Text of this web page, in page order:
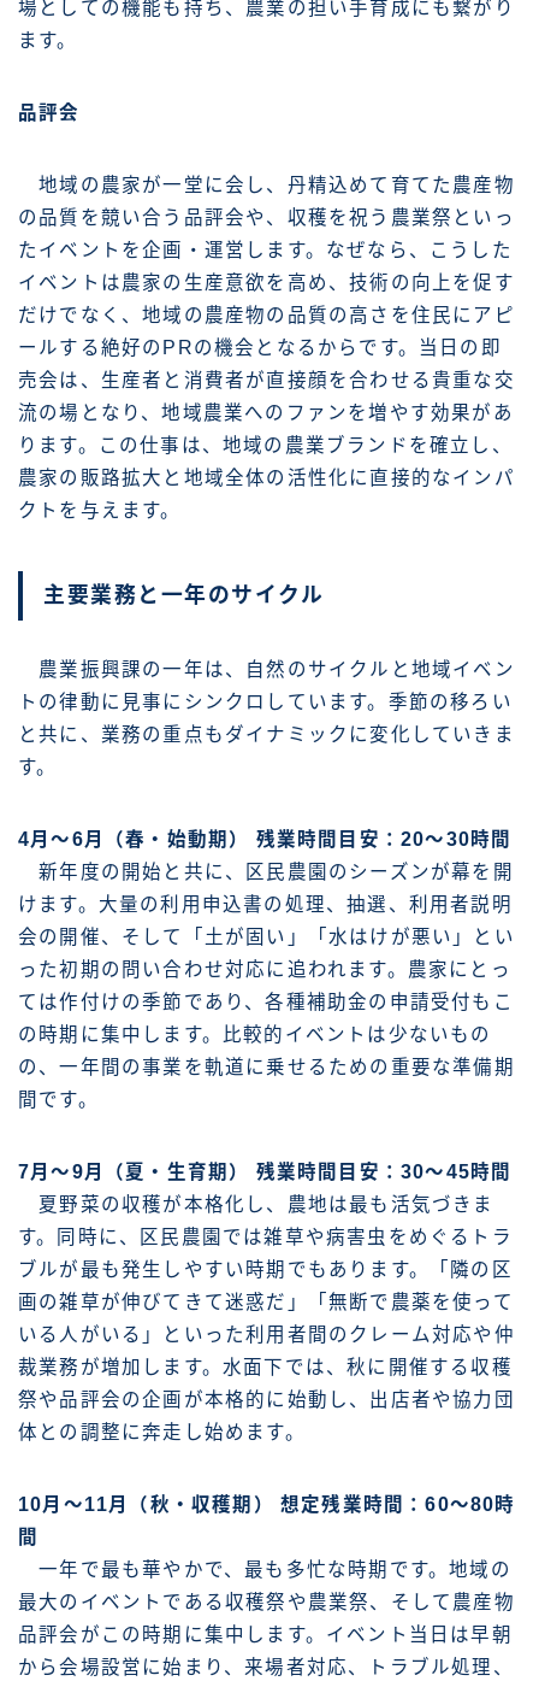
場としての機能も持ち、農業の担い手育成にも繋がり
ます。
品評会
地域の農家が一堂に会し、丹精込めて育てた農産物
の品質を競い合う品評会や、収穫を祝う農業祭といっ
たイベントを企画・運営します。なぜなら、こうした
イベントは農家の生産意欲を高め、技術の向上を促す
だけでなく、地域の農産物の品質の高さを住民にアピ
ールする絶好のPRの機会となるからです。当日の即
売会は、生産者と消費者が直接顔を合わせる貴重な交
流の場となり、地域農業へのファンを増やす効果があ
ります。この仕事は、地域の農業ブランドを確立し、
農家の販路拡大と地域全体の活性化に直接的なインパ
クトを与えます。
主要業務と一年のサイクル
農業振興課の一年は、自然のサイクルと地域イベン
トの律動に見事にシンクロしています。季節の移ろい
と共に、業務の重点もダイナミックに変化していきま
す。
4月～6月（春・始動期） 残業時間目安：20～30時間
新年度の開始と共に、区民農園のシーズンが幕を開
けます。大量の利用申込書の処理、抽選、利用者説明
会の開催、そして「土が固い」「水はけが悪い」とい
った初期の問い合わせ対応に追われます。農家にとっ
ては作付けの季節であり、各種補助金の申請受付もこ
の時期に集中します。比較的イベントは少ないもの
の、一年間の事業を軌道に乗せるための重要な準備期
間です。
7月～9月（夏・生育期） 残業時間目安：30～45時間
夏野菜の収穫が本格化し、農地は最も活気づきま
す。同時に、区民農園では雑草や病害虫をめぐるトラ
ブルが最も発生しやすい時期でもあります。「隣の区
画の雑草が伸びてきて迷惑だ」「無断で農薬を使って
いる人がいる」といった利用者間のクレーム対応や仲
裁業務が増加します。水面下では、秋に開催する収穫
祭や品評会の企画が本格的に始動し、出店者や協力団
体との調整に奔走し始めます。
10月～11月（秋・収穫期） 想定残業時間：60～80時
間
一年で最も華やかで、最も多忙な時期です。地域の
最大のイベントである収穫祭や農業祭、そして農産物
品評会がこの時期に集中します。イベント当日は早朝
から会場設営に始まり、来場者対応、トラブル処理、